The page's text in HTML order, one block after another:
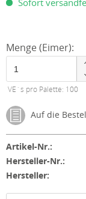
Sofort
Menge (Eimer):
VE´s pro Palette: 100
Auf die
Artikel-Nr.:
Hersteller-Nr.:
Hersteller: